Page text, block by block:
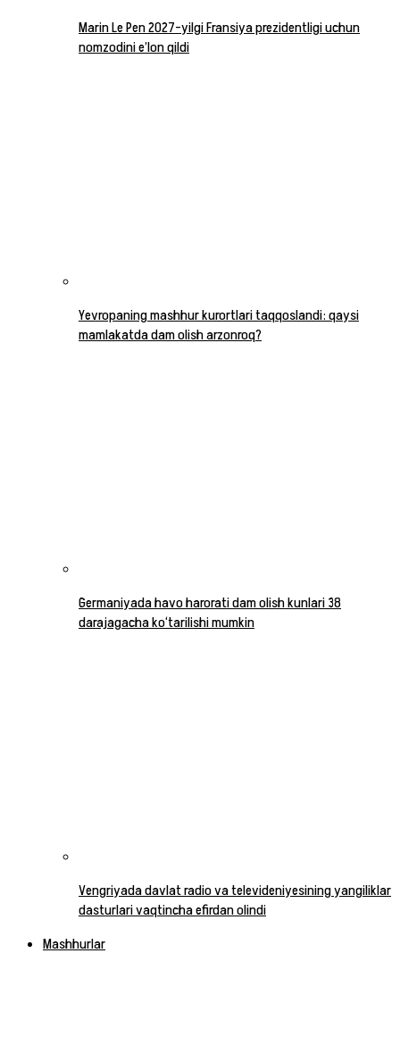
Marin Le Pen 2027-yilgi Fransiya prezidentligi uchun
nomzodini e’lon qildi
Yevropaning mashhur kurortlari taqqoslandi: qaysi
mamlakatda dam olish arzonroq?
Germaniyada havo harorati dam olish kunlari 38
darajagacha ko‘tarilishi mumkin
Vengriyada davlat radio va televideniyesining yangiliklar
dasturlari vaqtincha efirdan olindi
Mashhurlar